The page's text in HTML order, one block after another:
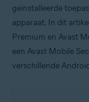
Besturingssystemen:
Android
geïnstalleerde
apparaat. In dit
Premium en Avast
een Avast Mobile
verschillende